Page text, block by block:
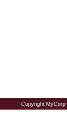
Copyright MyCorp